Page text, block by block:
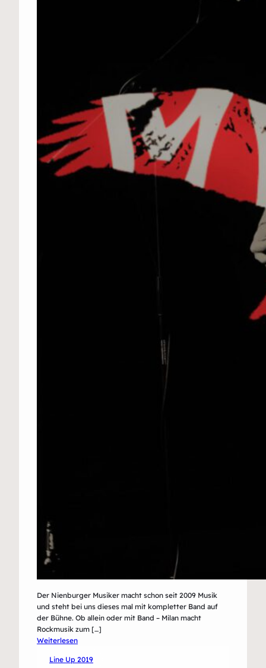
Der Nienburger Musiker macht schon seit 2009 Musik
und steht bei uns dieses mal mit kompletter Band auf
der Bühne. Ob allein oder mit Band – Milan macht
Rockmusik zum […]
Weiterlesen:
Line Up 2019